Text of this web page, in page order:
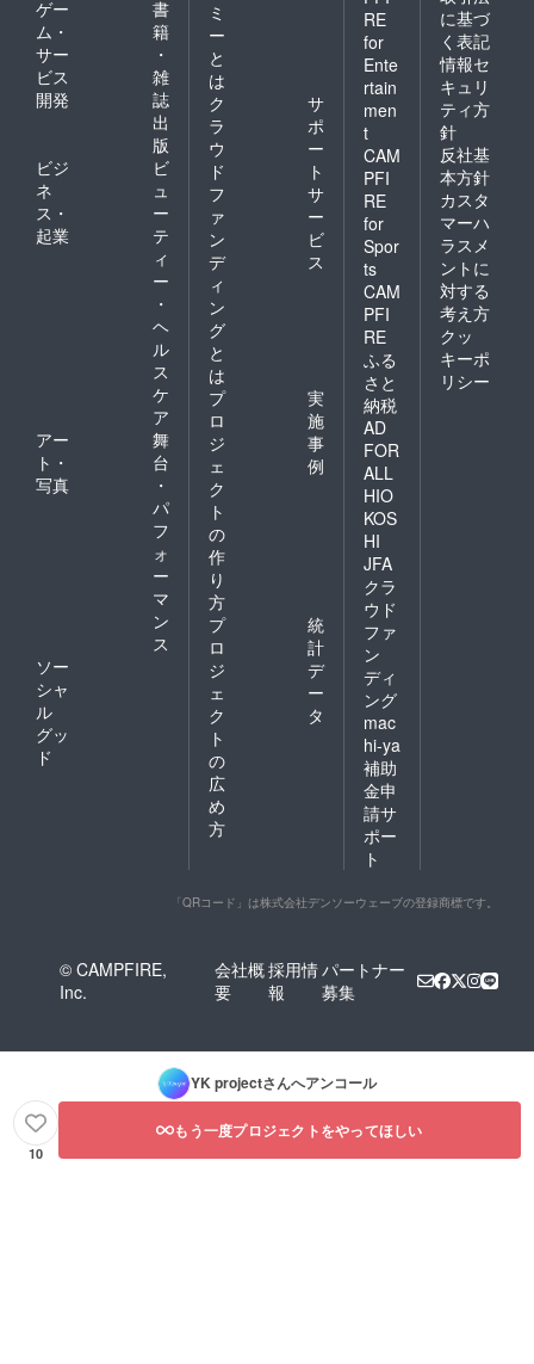
ゲー
ム・
サー
ビス
開発
書
籍
・
雑
誌
出
版
ビジ
ネ
ス・
起業
ビ
ュ
ー
テ
ィ
ー
・
ヘ
ル
ス
ケ
ア
アー
ト・
写真
舞
台
・
パ
フ
ォ
ー
マ
ン
ス
ソー
シャ
ル
グッ
ド
ミ
ー
と
は
ク
ラ
ウ
ド
フ
ァ
ン
デ
ィ
ン
グ
と
は
サ
ポ
ー
ト
サ
ー
ビ
ス
プ
ロ
ジ
ェ
ク
ト
の
作
り
方
実
施
事
例
プ
ロ
ジ
ェ
ク
ト
の
広
め
方
統
計
デ
ー
タ
RE
for
Ente
rtain
men
t
CAM
PFI
RE
for
Spor
ts
CAM
PFI
RE
ふる
さと
納税
AD
FOR
ALL
HIO
KOS
HI
JFA
クラ
ウド
ファ
ン
ディ
ング
mac
hi-ya
補助
金申
請サ
ポー
ト
に基づ
く表記
情報セ
キュリ
ティ方
針
反社基
本方針
カスタ
マーハ
ラスメ
ントに
対する
考え方
クッ
キーポ
リシー
「QRコード」は株式会社デンソーウェーブの登録商標です。
© CAMPFIRE,
Inc.
会社概
要
採用情
報
パートナー
募集
YK projectさんへアンコール
10
もう一度プロジェクトをやってほしい